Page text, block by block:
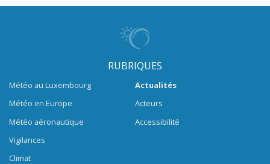
RUBRIQUES
Météo au Luxembourg
Météo en Europe
Météo aéronautique
Vigilances
Climat
Actualités
Acteurs
Accessibilité